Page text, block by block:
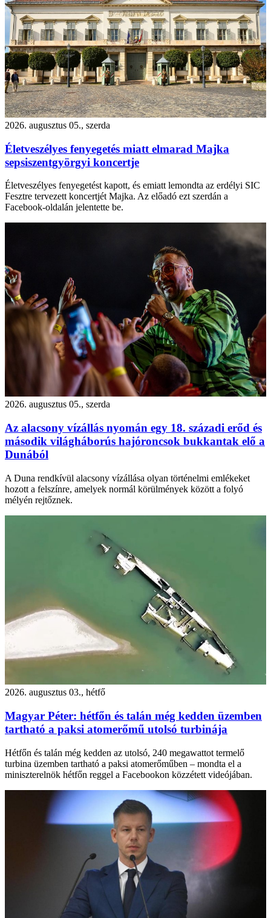
2026. augusztus 05., szerda
Életveszélyes fenyegetés miatt elmarad Majka
sepsiszentgyörgyi koncertje
Életveszélyes fenyegetést kapott, és emiatt lemondta az erdélyi SIC
Fesztre tervezett koncertjét Majka. Az előadó ezt szerdán a
Facebook-oldalán jelentette be.
2026. augusztus 05., szerda
Az alacsony vízállás nyomán egy 18. századi erőd és
második világháborús hajóroncsok bukkantak elő a
Dunából
A Duna rendkívül alacsony vízállása olyan történelmi emlékeket
hozott a felszínre, amelyek normál körülmények között a folyó
mélyén rejtőznek.
2026. augusztus 03., hétfő
Magyar Péter: hétfőn és talán még kedden üzemben
tartható a paksi atomerőmű utolsó turbinája
Hétfőn és talán még kedden az utolsó, 240 megawattot termelő
turbina üzemben tartható a paksi atomerőműben – mondta el a
miniszterelnök hétfőn reggel a Facebookon közzétett videójában.